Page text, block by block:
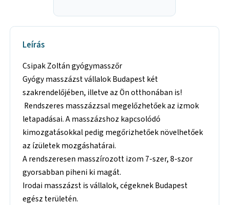
Leírás
Csipak Zoltán gyógymasszőr
Gyógy masszázst vállalok Budapest két
szakrendelőjében, illetve az Ön otthonában is!
Rendszeres masszázzsal megelőzhetőek az izmok
letapadásai. A masszázshoz kapcsolódó
kimozgatásokkal pedig megőrizhetőek növelhetőek
az ízületek mozgáshatárai.
A rendszeresen masszírozott izom 7-szer, 8-szor
gyorsabban piheni ki magát.
Irodai masszázst is vállalok, cégeknek Budapest
egész területén.